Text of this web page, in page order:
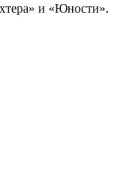
и «Юности».